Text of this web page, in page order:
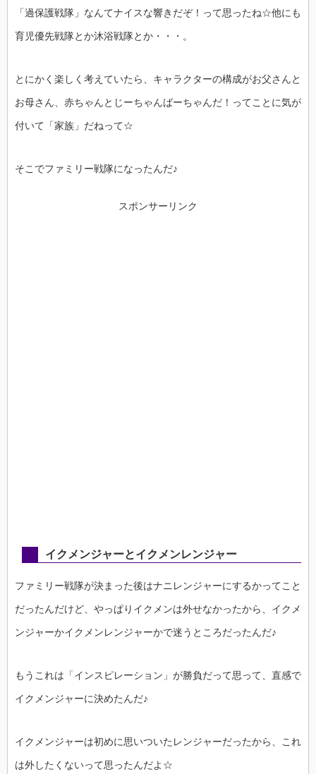
「過保護戦隊」なんてナイスな響きだぞ！って思ったね☆他にも
育児優先戦隊とか沐浴戦隊とか・・・。
とにかく楽しく考えていたら、キャラクターの構成がお父さんと
お母さん、赤ちゃんとじーちゃんばーちゃんだ！ってことに気が
付いて「家族」だねって☆
そこでファミリー戦隊になったんだ♪
スポンサーリンク
イクメンジャーとイクメンレンジャー
ファミリー戦隊が決まった後はナニレンジャーにするかってこと
だったんだけど、やっぱりイクメンは外せなかったから、イクメ
ンジャーかイクメンレンジャーかで迷うところだったんだ♪
もうこれは「インスピレーション」が勝負だって思って、直感で
イクメンジャーに決めたんだ♪
イクメンジャーは初めに思いついたレンジャーだったから、これ
は外したくないって思ったんだよ☆